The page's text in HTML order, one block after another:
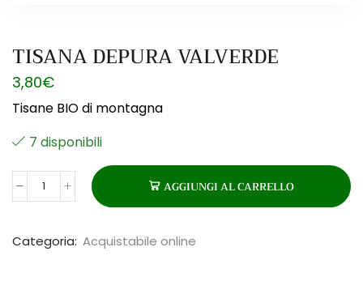
TISANA DEPURA VALVERDE
3,80€
Tisane BIO di montagna
7 disponibili
TISANA
VALVERDE
quantità
AGGIUNGI AL CARRELLO
Categoria: Acquistabile online